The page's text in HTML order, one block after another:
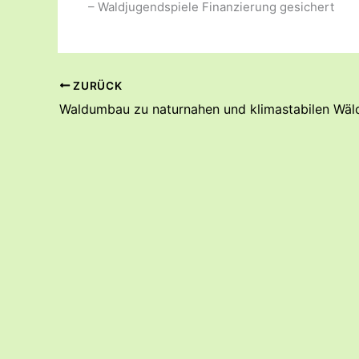
– Waldjugendspiele Finanzierung gesichert
ZURÜCK
Waldumbau zu naturnahen und klimastabilen